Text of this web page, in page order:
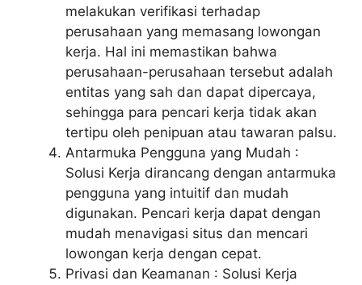
melakukan verifikasi terhadap
perusahaan yang memasang lowongan
kerja. Hal ini memastikan bahwa
perusahaan-perusahaan tersebut adalah
entitas yang sah dan dapat dipercaya,
sehingga para pencari kerja tidak akan
tertipu oleh penipuan atau tawaran palsu.
Antarmuka Pengguna yang Mudah :
Solusi Kerja dirancang dengan antarmuka
pengguna yang intuitif dan mudah
digunakan. Pencari kerja dapat dengan
mudah menavigasi situs dan mencari
lowongan kerja dengan cepat.
Privasi dan Keamanan : Solusi Kerja